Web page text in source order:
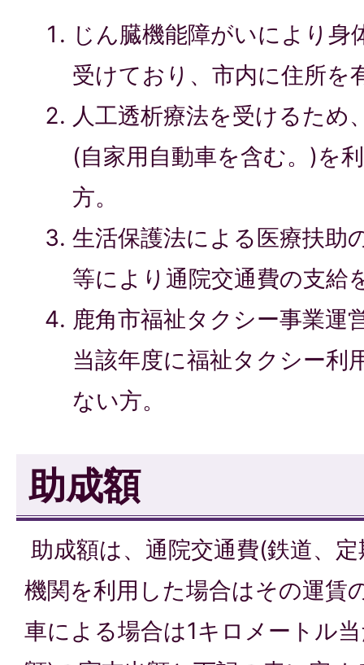
じん臓機能障がいにより身
受けており、市内に住所を
人工透析療法を受けるため
(自家用自動車を含む。)を
方。
生活保護法による医療扶助
等により通院交通費の支給
鹿角市福祉タクシー事業運
当該年度に福祉タクシー利
ない方。
助成額
助成額は、通院交通費(鉄道、
機関を利用した場合はその運賃
車による場合は1キロメートル